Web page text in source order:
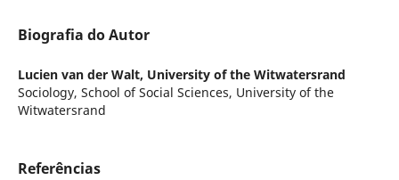
Biografia do Autor
Lucien van der Walt, University of the Witwatersrand
Sociology, School of Social Sciences, University of the
Witwatersrand
Referências